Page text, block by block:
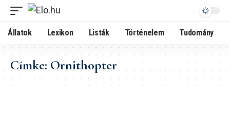
Állatok Lexikon Listák Történelem Tudomány
Címke:Ornithopter